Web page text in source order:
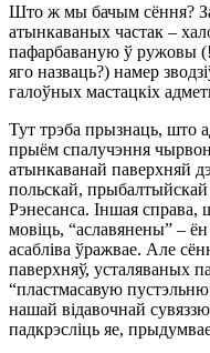
Што ж мы бачым сёння?
атынкаваных частак –
пафарбаваную ў ружовы
яго назваць?) намер
галоўных мастацкіх
Тут трэба прызнаць, што
прыём спалучэння
атынкаванай паверхняй
польскай, прыбалтыйскай
Рэнесанса. Іншая
мовіць, “аславянены” – ён
асабліва ўражвае. Але
паверхняў, усталяваных
“пластмасавую
нашай відавочнай
падкрэсліць яе,